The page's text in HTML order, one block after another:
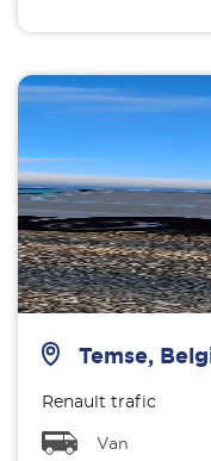
Temse,
Renault trafic
Van